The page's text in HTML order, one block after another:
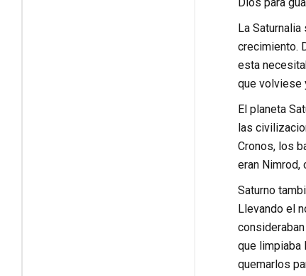
La
crecimiento.
esta
que volviese
El planeta
las
Cronos, los
eran
Saturno
Llevando el
que limpiaba
quemarlos